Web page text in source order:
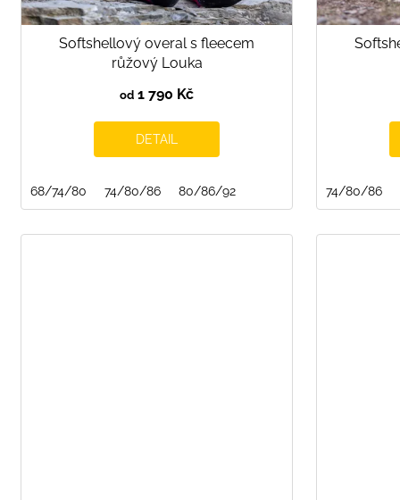
t
ů
Softshellový overal s fleecem
růžový Louka
od 1 790 Kč
DETAIL
68/74/80 74/80/86 80/86/92 74/80/86